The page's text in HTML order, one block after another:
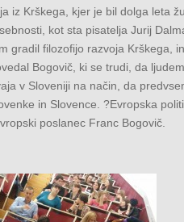
iz Krškega, kjer je bil dolga leta
kot sta pisatelja Jurij
gradil filozofijo razvoja Krškega,
Bogovič, ki se trudi, da
v Sloveniji na način, da
in Slovence. ?Evropska
poslanec Franc Bogovič.